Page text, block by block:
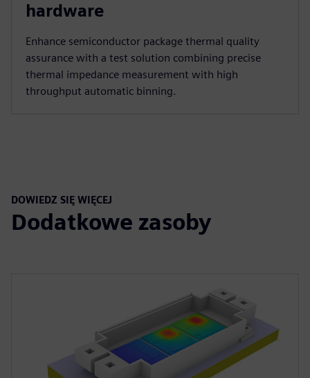
hardware
Enhance semiconductor package thermal quality
assurance with a test solution combining precise
thermal impedance measurement with high
throughput automatic binning.
DOWIEDZ SIĘ WIĘCEJ
Dodatkowe zasoby